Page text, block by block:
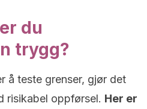
du
trygg?
å teste grenser, gjør det
risikabel oppførsel. Her er